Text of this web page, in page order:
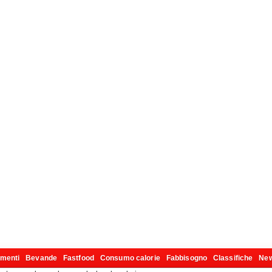
Bevande Fastfood Consumo calorie Fabbisogno Classifiche